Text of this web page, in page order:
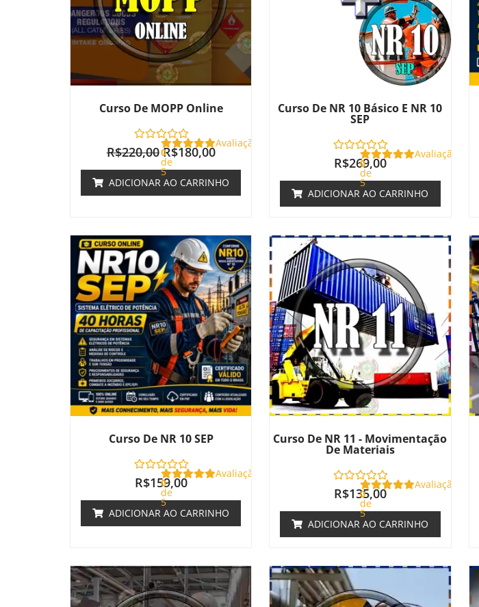
Curso De MOPP Online
Avaliação
0
de
5
R$220,00 R$180,00
ADICIONAR AO CARRINHO
Curso De NR 10 Básico E NR 10
SEP
Avaliação
0
de
5
R$269,00
ADICIONAR AO CARRINHO
Curso De NR 10 SEP
Avaliação
0
de
5
R$159,00
ADICIONAR AO CARRINHO
Curso De NR 11 - Movimentação
De Materiais
Avaliação
0
de
5
R$135,00
ADICIONAR AO CARRINHO